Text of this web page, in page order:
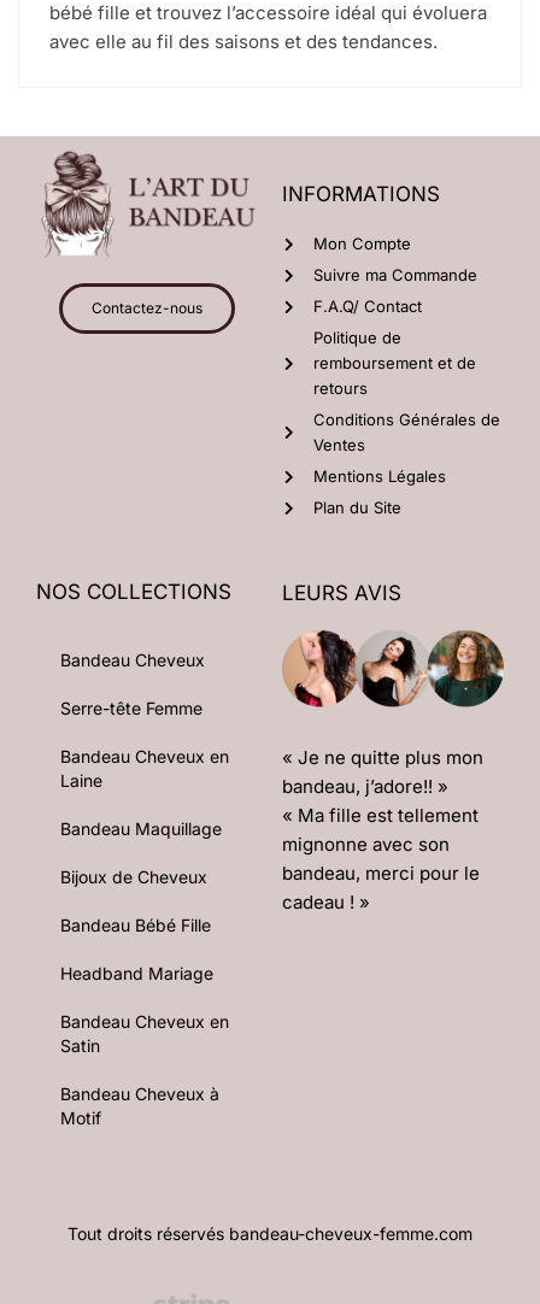
bébé fille et trouvez l’accessoire idéal qui évoluera
avec elle au fil des saisons et des tendances.
Contactez-nous
INFORMATIONS
Mon Compte
Suivre ma Commande
F.A.Q/ Contact
Politique de
remboursement et de
retours
Conditions Générales de
Ventes
Mentions Légales
Plan du Site
NOS COLLECTIONS
Bandeau Cheveux
Serre-tête Femme
Bandeau Cheveux en
Laine
Bandeau Maquillage
Bijoux de Cheveux
Bandeau Bébé Fille
Headband Mariage
Bandeau Cheveux en
Satin
Bandeau Cheveux à
Motif
LEURS AVIS
« Je ne quitte plus mon
bandeau, j’adore!! »
« Ma fille est tellement
mignonne avec son
bandeau, merci pour le
cadeau ! »
Tout droits réservés bandeau-cheveux-femme.com